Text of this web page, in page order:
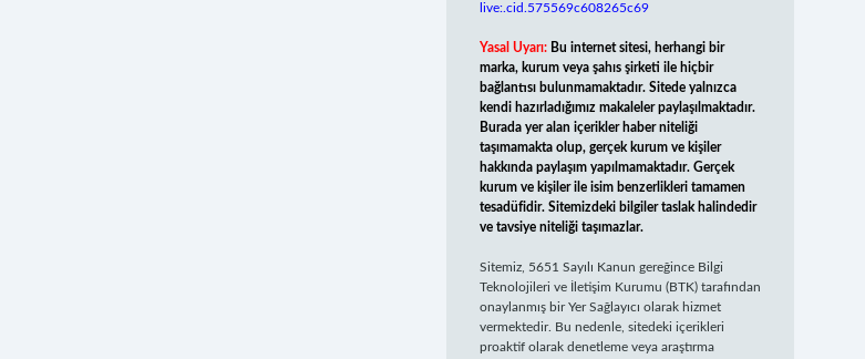
live:.cid.575569c608265c69
Yasal Uyarı: Bu internet sitesi, herhangi bir
marka, kurum veya şahıs şirketi ile hiçbir
bağlantısı bulunmamaktadır. Sitede yalnızca
kendi hazırladığımız makaleler paylaşılmaktadır.
Burada yer alan içerikler haber niteliği
taşımamakta olup, gerçek kurum ve kişiler
hakkında paylaşım yapılmamaktadır. Gerçek
kurum ve kişiler ile isim benzerlikleri tamamen
tesadüfidir. Sitemizdeki bilgiler taslak halindedir
ve tavsiye niteliği taşımazlar.
Sitemiz, 5651 Sayılı Kanun gereğince Bilgi
Teknolojileri ve İletişim Kurumu (BTK) tarafından
onaylanmış bir Yer Sağlayıcı olarak hizmet
vermektedir. Bu nedenle, sitedeki içerikleri
proaktif olarak denetleme veya araştırma